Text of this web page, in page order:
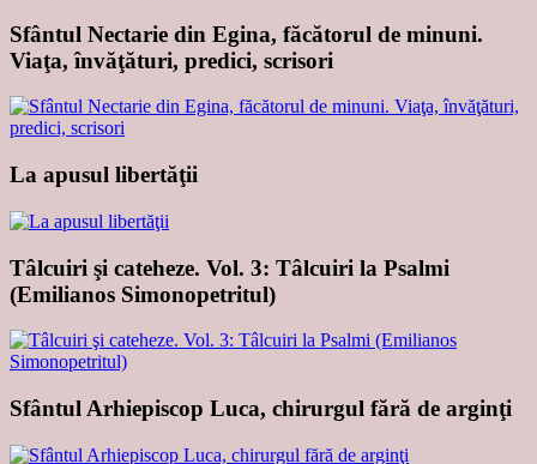
Sfântul Nectarie din Egina, făcătorul de minuni.
Viaţa, învăţături, predici, scrisori
La apusul libertăţii
Tâlcuiri şi cateheze. Vol. 3: Tâlcuiri la Psalmi
(Emilianos Simonopetritul)
Sfântul Arhiepiscop Luca, chirurgul fără de arginţi